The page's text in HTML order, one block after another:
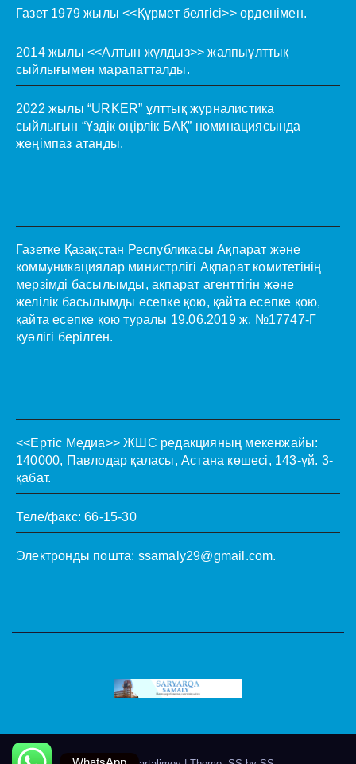
Газет 1979 жылы <<Құрмет белгісі>> орденімен.
2014 жылы <<Алтын жұлдыз>> жалпыұлттық
сыйлығымен марапатталды.
2022 жылы “URKER” ұлттық журналистика
сыйлығын “Үздік өңірлік БАҚ” номинациясында
жеңімпаз атанды.
Газетке Қазақстан Республикасы Ақпарат және
коммуникациялар министрлігі Ақпарат комитетінің
мерзімді басылымды, ақпарат агенттігін және
желілік басылымды есепке қою, қайта есепке қою,
қайта есепке қою туралы 19.06.2019 ж. №17747-Г
куәлігі берілген.
<<Ертіс Медиа>> ЖШС редакцияның мекенжайы:
140000, Павлодар қаласы, Астана көшесі, 143-үй. 3-
қабат.
Теле/факс: 66-15-30
Электронды пошта: ssamaly29@gmail.com.